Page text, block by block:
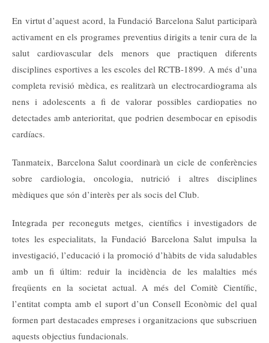
En virtut d’aquest acord, la Fundació Barcelona Salut participarà
activament en els programes preventius dirigits a tenir cura de la
salut cardiovascular dels menors que practiquen diferents
disciplines esportives a les escoles del RCTB-1899. A més d’una
completa revisió mèdica, es realitzarà un electrocardiograma als
nens i adolescents a fi de valorar possibles cardiopaties no
detectades amb anterioritat, que podrien desembocar en episodis
cardíacs.
Tanmateix, Barcelona Salut coordinarà un cicle de conferències
sobre cardiologia, oncologia, nutrició i altres disciplines
mèdiques que són d’interès per als socis del Club.
Integrada per reconeguts metges, científics i investigadors de
totes les especialitats, la Fundació Barcelona Salut impulsa la
investigació, l’educació i la promoció d’hàbits de vida saludables
amb un fi últim: reduir la incidència de les malalties més
freqüents en la societat actual. A més del Comitè Científic,
l’entitat compta amb el suport d’un Consell Econòmic del qual
formen part destacades empreses i organitzacions que subscriuen
aquests objectius fundacionals.